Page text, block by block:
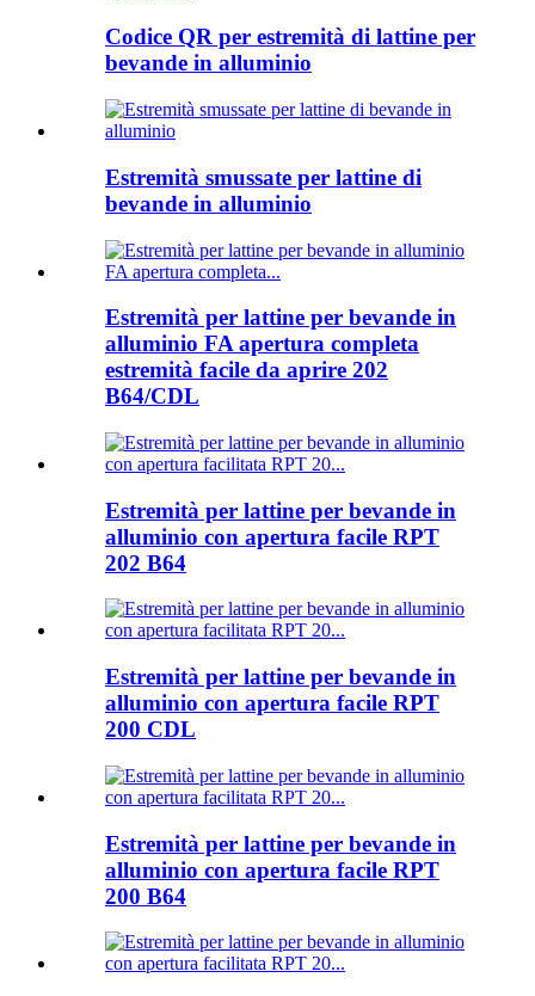
Codice QR per estremità di lattine per
bevande in alluminio
Estremità smussate per lattine di
bevande in alluminio
Estremità per lattine per bevande in
alluminio FA apertura completa
estremità facile da aprire 202
B64/CDL
Estremità per lattine per bevande in
alluminio con apertura facile RPT
202 B64
Estremità per lattine per bevande in
alluminio con apertura facile RPT
200 CDL
Estremità per lattine per bevande in
alluminio con apertura facile RPT
200 B64